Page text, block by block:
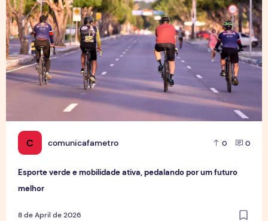
C comunicafametro 0 0
Esporte verde e mobilidade ativa, pedalando por um futuro
melhor
8 de April de 2026